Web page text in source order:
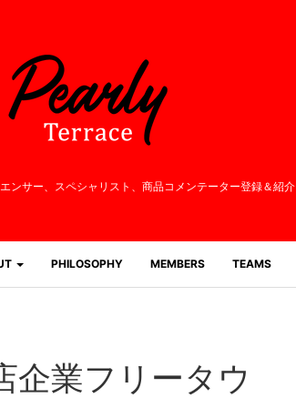
ンサー、 スペシャリスト、商品コメンテーター登録＆紹介
PHILOSOPHY MEMBERS TEAMS
企業フリータウ